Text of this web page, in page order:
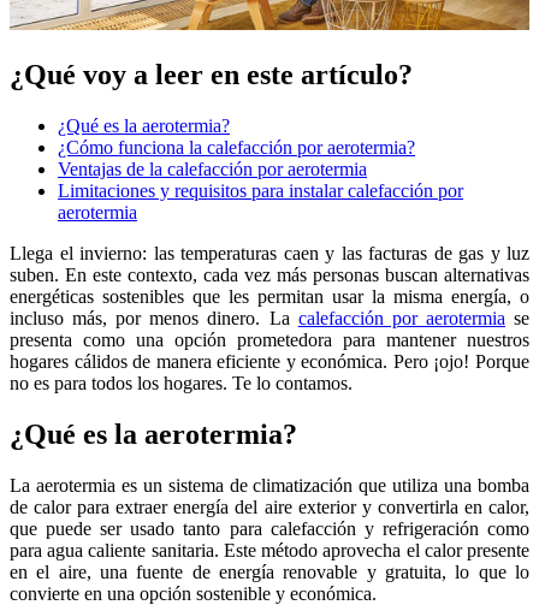
¿Qué voy a leer en este artículo?
¿Qué es la aerotermia?
¿Cómo funciona la calefacción por aerotermia?
Ventajas de la calefacción por aerotermia
Limitaciones y requisitos para instalar calefacción por
aerotermia
Llega el invierno: las temperaturas caen y las facturas de gas y luz
suben. En este contexto, cada vez más personas buscan alternativas
energéticas sostenibles que les permitan usar la misma energía, o
incluso más, por menos dinero. La calefacción por aerotermia se
presenta como una opción prometedora para mantener nuestros
hogares cálidos de manera eficiente y económica. Pero ¡ojo! Porque
no es para todos los hogares. Te lo contamos.
¿Qué es la aerotermia?
La aerotermia es un sistema de climatización que utiliza una bomba
de calor para extraer energía del aire exterior y convertirla en calor,
que puede ser usado tanto para calefacción y refrigeración como
para agua caliente sanitaria. Este método aprovecha el calor presente
en el aire, una fuente de energía renovable y gratuita, lo que lo
convierte en una opción sostenible y económica.